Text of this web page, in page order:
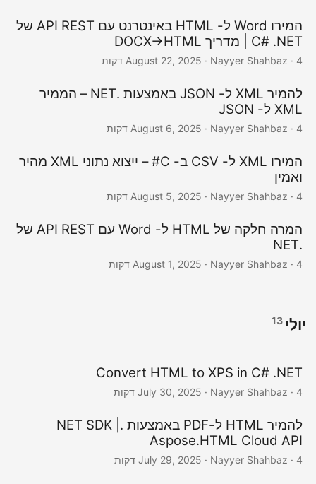
המירו Word ל- HTML באינטרנט עם API REST של
C# .NET | מדריך DOCX→HTML
August 22, 2025 · Nayyer Shahbaz · 4 דקות
להמיר XML ל- JSON באמצעות .NET – הממיר
XML ל- JSON
August 6, 2025 · Nayyer Shahbaz · 4 דקות
המירו XML ל- CSV ב- C# – ייצוא נתוני XML מהיר
ואמין
August 5, 2025 · Nayyer Shahbaz · 4 דקות
המרה חלקה של HTML ל- Word עם API REST של
August 1, 2025 · Nayyer Shahbaz · 4 דקות
יולי13
Convert HTML to XPS in C# .NET
July 30, 2025 · Nayyer Shahbaz · 4 דקות
להמיר HTML ל-PDF באמצעות .NET SDK |
Aspose.HTML Cloud API
July 29, 2025 · Nayyer Shahbaz · 4 דקות